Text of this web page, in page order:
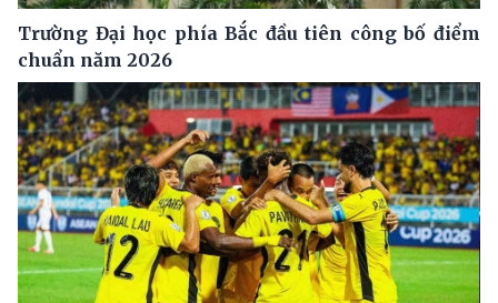
Trường Đại học phía Bắc đầu tiên công bố điểm
chuẩn năm 2026